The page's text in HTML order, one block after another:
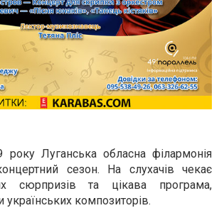
Луганська обласна філармонія
сезон. На слухачів чекає
сюрпризів та цікава програма,
українських композиторів.